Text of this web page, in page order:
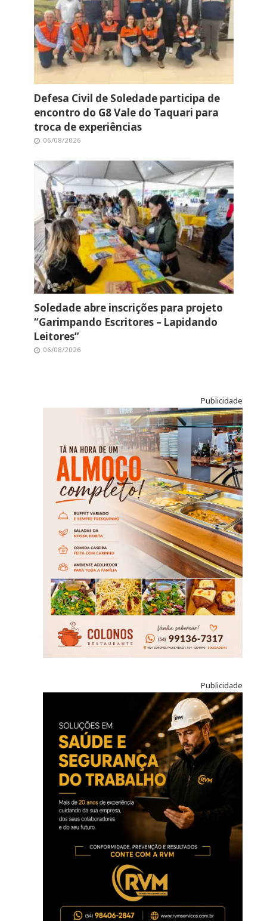
Defesa Civil de Soledade participa de
encontro do G8 Vale do Taquari para
troca de experiências
06/08/2026
Soledade abre inscrições para projeto
“Garimpando Escritores – Lapidando
Leitores”
06/08/2026
Publicidade
Publicidade